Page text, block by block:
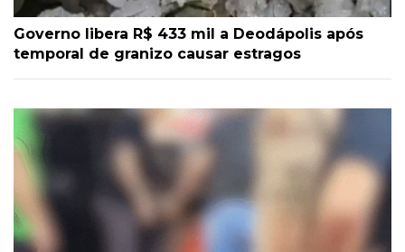
Governo libera R$ 433 mil a Deodápolis após
temporal de granizo causar estragos